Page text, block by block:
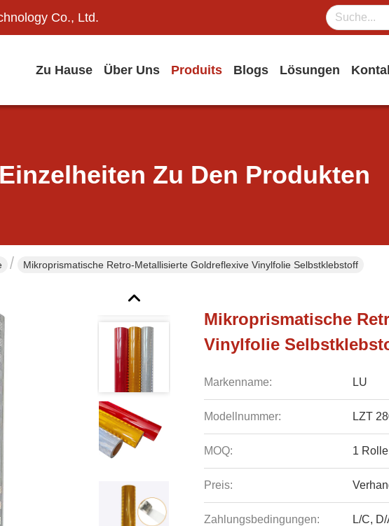
Co., Ltd.
Zu Hause Über Uns Produits Blogs Lösungen
Einzelheiten Zu Den Produkten
Mikroprismatische Retro-Metallisierte Goldreflexive Vinylfolie Selbstklebstoff
Mikroprismatische
Vinylfolie
Markenname: LU
Modellnummer: LZT
MOQ: 1 Rolle
Preis:
Zahlungsbedingungen: L/C,